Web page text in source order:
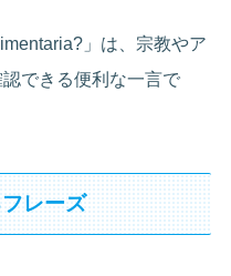
」は、宗教やア
できる便利な一言で
レーズ